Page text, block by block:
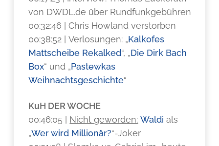
von DWDL.de über Rundfunkgebühren
00:32:46 | Chris Howland verstorben
00:38:52 | Verlosungen: „Kalkofes
Mattscheibe Rekalked“, „Die Dirk Bach
Box“ und „Pastewkas
Weihnachtsgeschichte“
KuH DER WOCHE
00:46:05 | Nicht geworden: Waldi als
„Wer wird Millionär?“-Joker